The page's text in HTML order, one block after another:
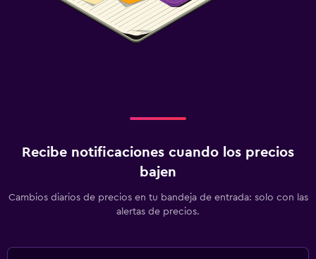
Recibe notificaciones cuando los precios
bajen
Cambios diarios de precios en tu bandeja de entrada: solo con las
alertas de precios.